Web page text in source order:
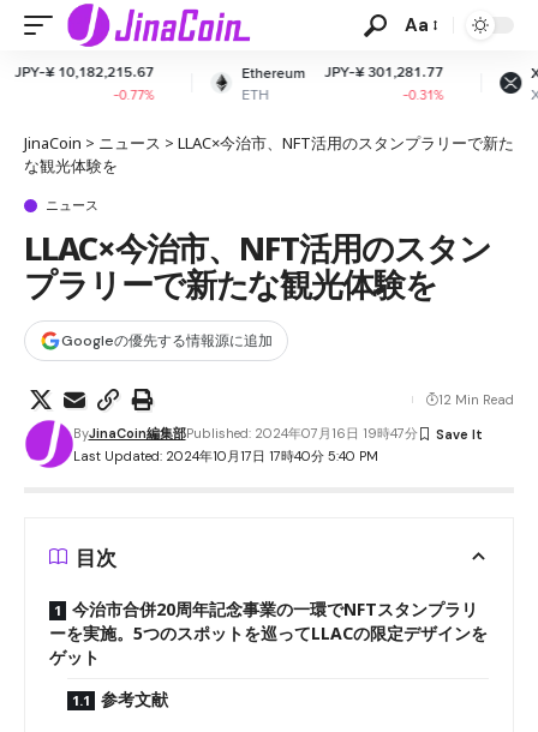
Aa
Ethereum
ETH
JPY-¥ 301,281.77
-0.31%
XRP
XRP
JPY-¥ 162.84
-1.94%
JinaCoin > ニュース > LLAC×今治市、NFT活用のスタンプラリーで新た
な観光体験を
ニュース
LLAC×今治市、NFT活用のスタン
プラリーで新たな観光体験を
Googleの優先する情報源に追加
Last Updated: 2024年10月17日 17時40分 5:40 PM
ByJinaCoin編集部Published: 2024年07月16日 19時47分
12 Min Read
目次
今治市合併20周年記念事業の一環でNFTスタンプラリ
ーを実施。5つのスポットを巡ってLLACの限定デザインを
ゲット
参考文献